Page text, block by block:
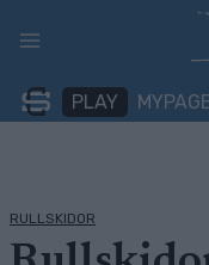
PLAY
RULLSKIDOR